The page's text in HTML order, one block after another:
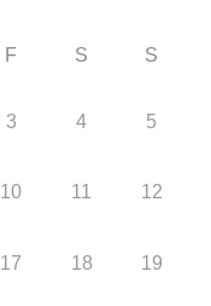
F S S
3 4 5
10 11 12
17 18 19